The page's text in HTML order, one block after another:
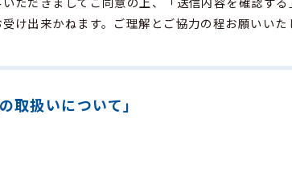
け出来かねます。ご理解とご協力の程お願いいた
取扱いについて」